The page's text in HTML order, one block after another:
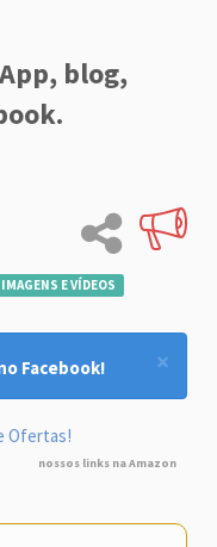
blog,
E VÍDEOS
×
Facebook!
Ofertas!
nossos links na Amazon